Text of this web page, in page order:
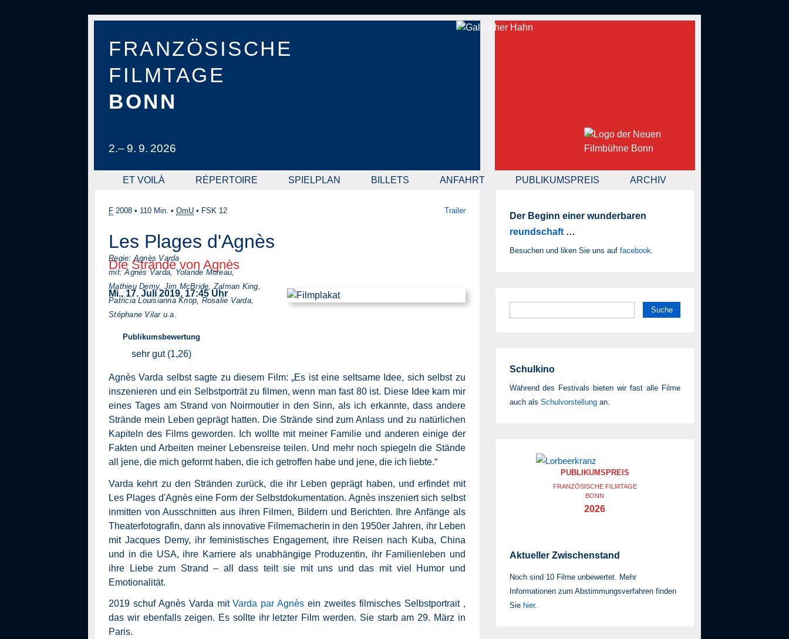
FRANZÖSISCHE
FILMTAGE
BONN
2.– 9. 9. 2026
ET VOILÀ RÉPERTOIRE SPIELPLAN BILLETS ANFAHRT PUBLIKUMSPREIS ARCHIV
F 2008 • 110 Min. • OmU • FSK 12 Trailer
Les Plages d'Agnès
Die Strände von Agnès
Mi., 17. Juli 2019, 17:45 Uhr
Publikumsbewertung
sehr gut (1,26)
Regie: Agnès Varda
mit: Agnès Varda, Yolande Moreau,
Mathieu Demy, Jim McBride, Zalman King,
Patricia Louisianna Knop, Rosalie Varda,
Stéphane Vilar u.a.
Synopsis
Agnès Varda selbst sagte zu diesem Film: „Es ist eine seltsame Idee, sich selbst zu
inszenieren und ein Selbstporträt zu filmen, wenn man fast 80 ist. Diese Idee kam mir
eines Tages am Strand von Noirmoutier in den Sinn, als ich erkannte, dass andere
Strände mein Leben geprägt hatten. Die Strände sind zum Anlass und zu natürlichen
Kapiteln des Films geworden. Ich wollte mit meiner Familie und anderen einige der
Fakten und Arbeiten meiner Lebensreise teilen. Und mehr noch spiegeln die Stände
all jene, die mich geformt haben, die ich getroffen habe und jene, die ich liebte.“
Varda kehrt zu den Stränden zurück, die ihr Leben geprägt haben, und erfindet mit
Les Plages d'Agnès eine Form der Selbstdokumentation. Agnès inszeniert sich selbst
inmitten von Ausschnitten aus ihren Filmen, Bildern und Berichten. Ihre Anfänge als
Theaterfotografin, dann als innovative Filmemacherin in den 1950er Jahren, ihr Leben
mit Jacques Demy, ihr feministisches Engagement, ihre Reisen nach Kuba, China
und in die USA, ihre Karriere als unabhängige Produzentin, ihr Familienleben und
ihre Liebe zum Strand – all dass teilt sie mit uns und das mit viel Humor und
Emotionalität.
2019 schuf Agnès Varda mitVarda par Agnès ein zweites filmisches Selbstportrait ,
das wir ebenfalls zeigen. Es sollte ihr letzter Film werden. Sie starb am 29. März in
Paris.
Der Beginn einer wunderbaren
reundschaft…
Besuchen und liken Sie uns auf facebook
Schulkino
Während des Festivals bieten wir fast alle Filme
auch als Schul­vor­stellungan.
PUBLIKUMSPREIS
FRANZÖSISCHE FILMTAGE
BONN
2026
Aktueller Zwischenstand
Noch sind 10 Filme unbewertet. Mehr
Informationen zum Ab­stim­mungs­ver­fah­ren finden
Sie hier.